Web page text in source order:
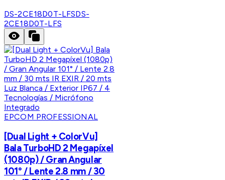
DS-2CE18D0T-LFSDS-
2CE18D0T-LFS
EPCOM PROFESSIONAL
[Dual Light + ColorVu]
Bala TurboHD 2 Megapíxel
(1080p) / Gran Angular
101° / Lente 2.8 mm / 30